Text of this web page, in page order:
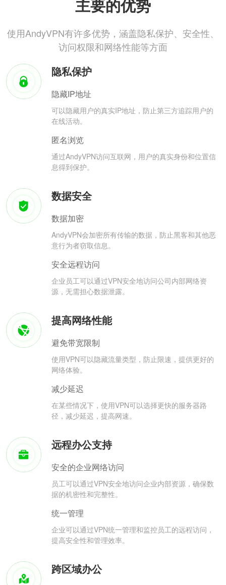
主要的优势
使用AndyVPN有许多优势，涵盖隐私保护、安全性、
访问权限和网络性能等方面
隐私保护
隐藏IP地址
可以隐藏用户的真实IP地址，防止第三方追踪用户的
在线活动。
匿名浏览
通过AndyVPN访问互联网，用户的真实身份和位置信
息得到保护。
数据安全
数据加密
AndyVPN会加密所有传输的数据，防止黑客和其他恶
意行为者窃取信息。
安全远程访问
企业员工可以通过VPN安全地访问公司内部网络资
源，无需担心数据泄露。
提高网络性能
避免带宽限制
使用VPN可以隐藏流量类型，防止限速，提供更好的
网络体验。
减少延迟
在某些情况下，使用VPN可以选择更快的服务器路
径，减少延迟，提高网速。
远程办公支持
安全的企业网络访问
员工可以通过VPN安全地访问企业内部资源，确保数
据的机密性和完整性。
统一管理
企业可以通过VPN统一管理和监控员工的远程访问，
提高安全性和管理效率。
跨区域办公